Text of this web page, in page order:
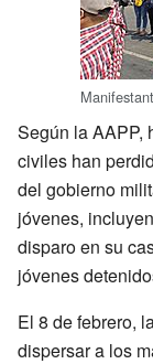
Según la AAPP,
civiles han
del gobierno
jóvenes,
disparo en su
jóvenes
El 8 de febrero,
dispersar a los